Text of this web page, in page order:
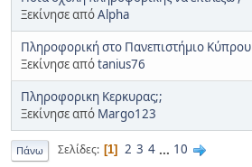
Ξεκίνησε απόAlpha
Πληροφορική στο Πανεπιστήμιο Κύπρου
Ξεκίνησε απόtanius76
Πληροφορικη Κερκυρας;;
Ξεκίνησε από Margo123
Πάνω Σελίδες 1 2 3 4 ... 10